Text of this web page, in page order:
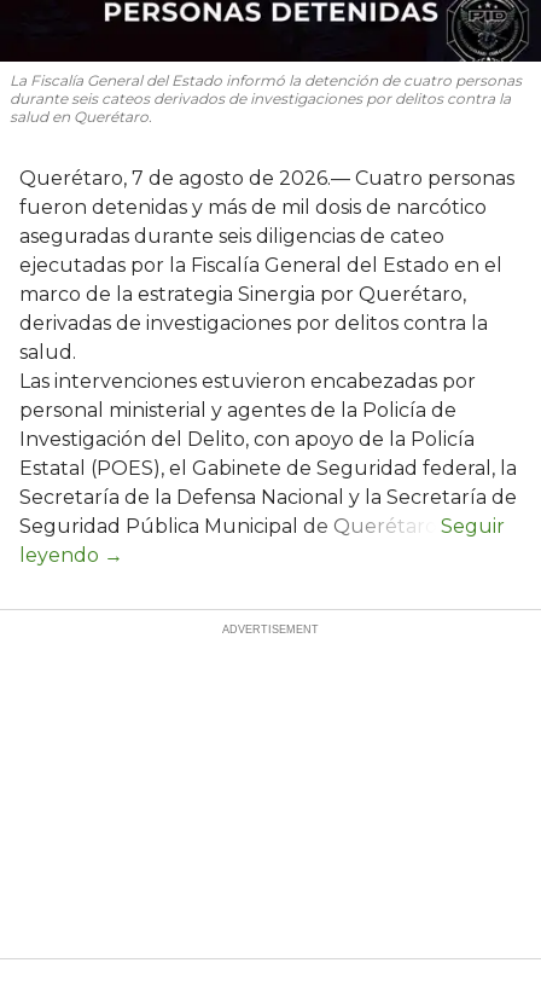
La Fiscalía General del Estado informó la detención de cuatro personas
durante seis cateos derivados de investigaciones por delitos contra la
salud en Querétaro.
Querétaro, 7 de agosto de 2026.— Cuatro personas
fueron detenidas y más de mil dosis de narcótico
aseguradas durante seis diligencias de cateo
ejecutadas por la Fiscalía General del Estado en el
marco de la estrategia Sinergia por Querétaro,
derivadas de investigaciones por delitos contra la
salud.
Las intervenciones estuvieron encabezadas por
personal ministerial y agentes de la Policía de
Investigación del Delito, con apoyo de la Policía
Estatal (POES), el Gabinete de Seguridad federal, la
Secretaría de la Defensa Nacional y la Secretaría de
Seguridad Pública Municipal de Querétaro.